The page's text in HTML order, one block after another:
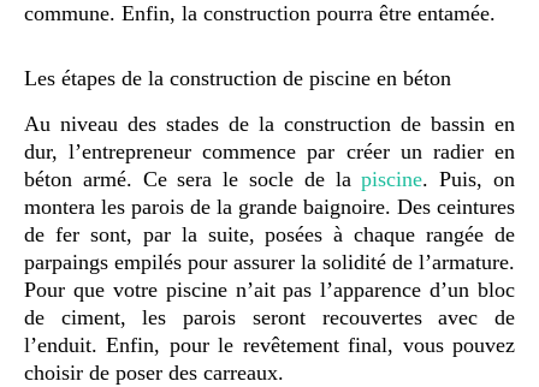
commune. Enfin, la construction pourra être entamée.
Les étapes de la construction de piscine en béton
Au niveau des stades de la construction de bassin en
dur, l’entrepreneur commence par créer un radier en
béton armé. Ce sera le socle de lapiscine. Puis, on
montera les parois de la grande baignoire. Des ceintures
de fer sont, par la suite, posées à chaque rangée de
parpaings empilés pour assurer la solidité de l’armature.
Pour que votre piscine n’ait pas l’apparence d’un bloc
de ciment, les parois seront recouvertes avec de
l’enduit. Enfin, pour le revêtement final, vous pouvez
choisir de poser des carreaux.